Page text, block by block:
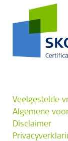
Veelgestelde
Algemene
Disclaimer